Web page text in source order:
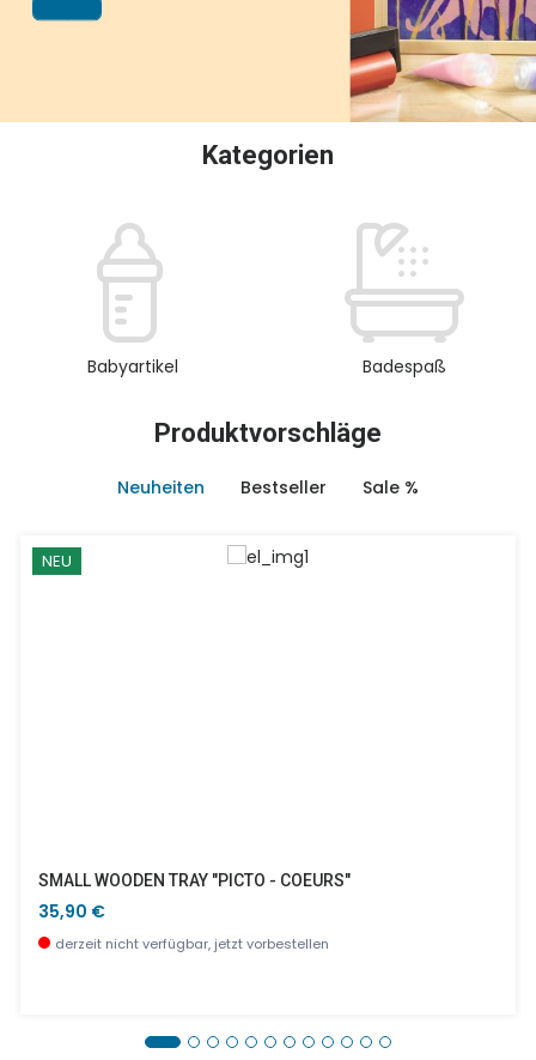
Kategorien
Babyartikel Badespaß
Produktvorschläge
Neuheiten Bestseller Sale %
NEU
SMALL WOODEN TRAY "PICTO - COEURS"
35,90 €
derzeit nicht verfügbar, jetzt vorbestellen